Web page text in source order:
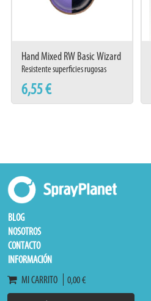
Hand Mixed RW Basic Wizard
Resistente superficies rugosas
6,55 €
BLOG
NOSOTROS
CONTACTO
INFORMACIÓN
MI CARRITO
0,00 €